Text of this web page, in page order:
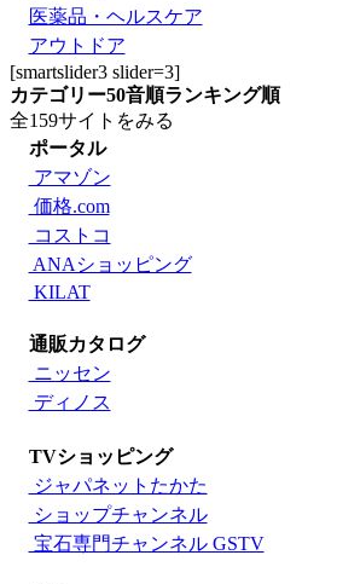
医薬品・ヘルスケア
アウトドア
[smartslider3 slider=3]
カテゴリー50音順ランキング順
全159サイトをみる
ポータル
アマゾン
価格.com
コストコ
ANAショッピング
KILAT
通販カタログ
ニッセン
ディノス
TVショッピング
ジャパネットたかた
ショップチャンネル
宝石専門チャンネル GSTV